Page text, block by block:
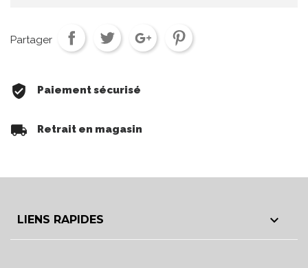
Partager
Paiement sécurisé
Retrait en magasin
LIENS RAPIDES 